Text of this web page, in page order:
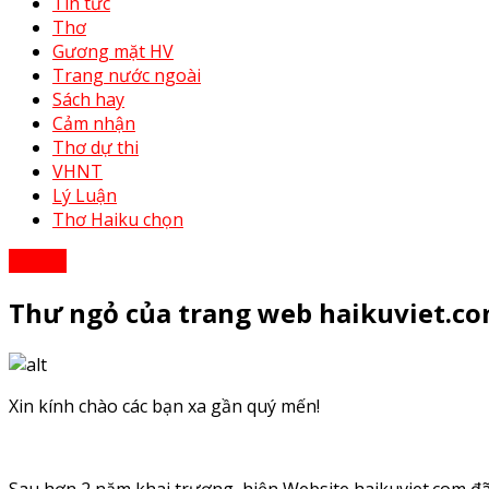
Thơ
Gương mặt HV
Trang nước ngoài
Sách hay
Cảm nhận
Thơ dự thi
VHNT
Lý Luận
Thơ Haiku chọn
Thư ngỏ của trang web
Xin kính chào các bạn xa gần quý mến!